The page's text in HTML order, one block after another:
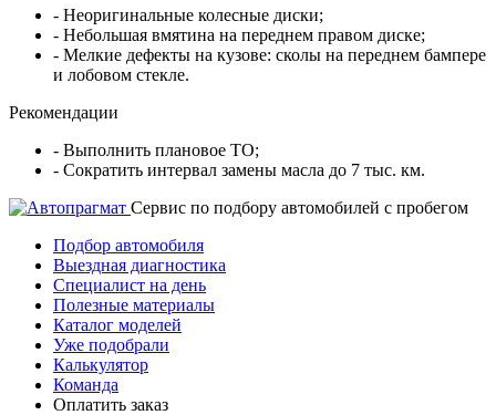
- Неоригинальные колесные диски;
- Небольшая вмятина на переднем правом диске;
- Мелкие дефекты на кузове: сколы на переднем бампере
и лобовом стекле.
Рекомендации
- Выполнить плановое ТО;
- Cократить интервал замены масла до 7 тыс. км.
Cервис по подбору автомобилей с пробегом
Подбор автомобиля
Выездная диагностика
Специалист на день
Полезные материалы
Каталог моделей
Уже подобрали
Калькулятор
Команда
Оплатить заказ